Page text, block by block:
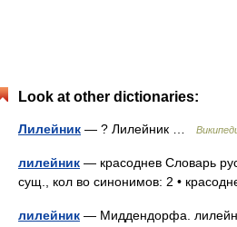
Look at other dictionaries:
Лилейник — ? Лилейник …
лилейник — красоднев Словарь
сущ., кол во синонимов: 2 •
лилейник — Миддендорфа.